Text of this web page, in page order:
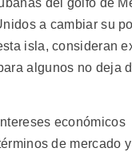
del golfo de
a cambiar su
isla, consideran
algunos no deja
económicos
de mercado